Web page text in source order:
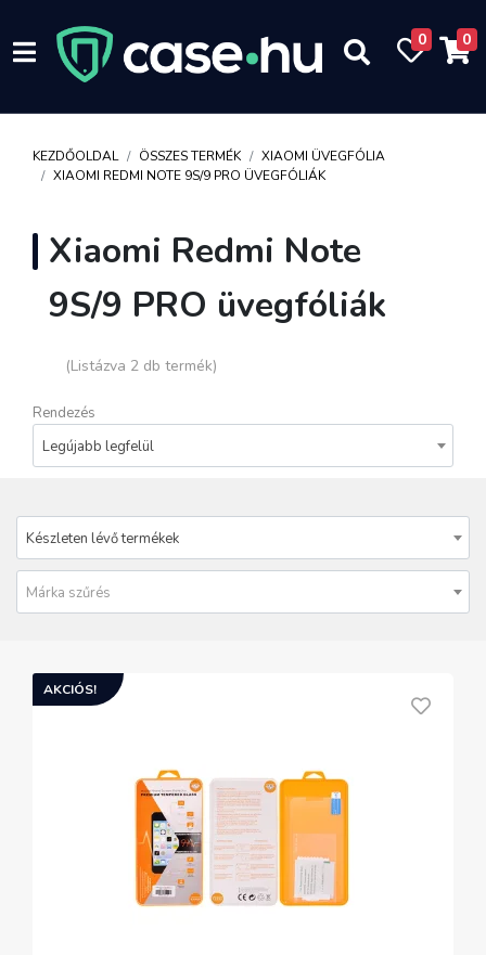
0 0
KEZDŐOLDAL ÖSSZES TERMÉK
XIAOMI ÜVEGFÓLIA
XIAOMI REDMI NOTE 9S/9 PRO ÜVEGFÓLIÁK
Xiaomi Redmi Note
9S/9 PRO üvegfóliák
(Listázva 2 db termék)
Rendezés
Legújabb legfelül
Készleten lévő termékek
Márka szűrés
AKCIÓS!